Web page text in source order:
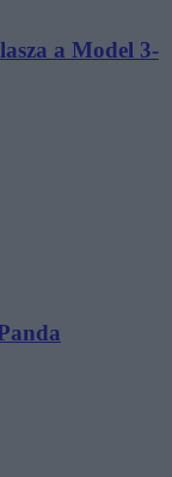
a Model 3-